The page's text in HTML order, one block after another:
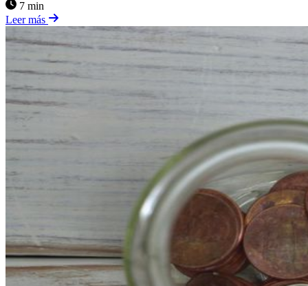
7 min
Leer más